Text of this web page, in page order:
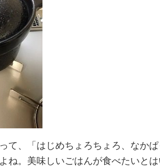
て、「はじめちょろちょろ、なか
ね。美味しいごはんが食べたいと